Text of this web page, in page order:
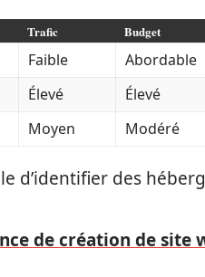
Trafic Budget
Faible Abordable
Élevé Élevé
Moyen Modéré
d’identifier des
de création de site